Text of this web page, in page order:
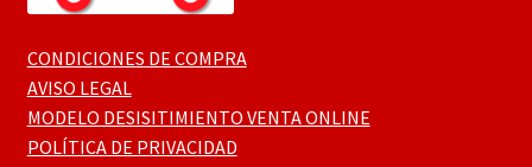
CONDICIONES DE COMPRA
AVISO LEGAL
MODELO DESISITIMIENTO VENTA ONLINE
POLÍTICA DE PRIVACIDAD